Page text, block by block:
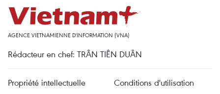
AGENCE VIETNAMIENNE D'INFORMATION (VNA)
Rédacteur en chef: TRÂN TIÊN DUÂN
Propriété intellectuelle
Conditions d'utilisation